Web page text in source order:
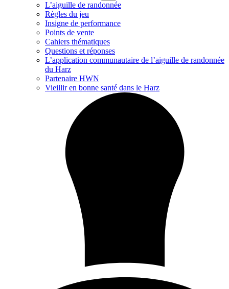
L’aiguille de randonnée
Règles du jeu
Insigne de performance
Points de vente
Cahiers thématiques
Questions et réponses
L’application communautaire de l’aiguille de randonnée
du Harz
Partenaire HWN
Vieillir en bonne santé dans le Harz